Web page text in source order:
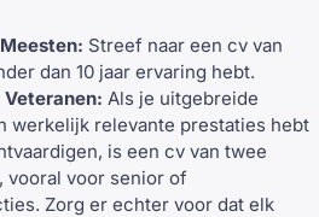
Streef naar een cv van
dan 10 jaar ervaring hebt.
Als je uitgebreide
werkelijk relevante prestaties hebt
is een cv van twee
vooral voor senior of
Zorg er echter voor dat elk